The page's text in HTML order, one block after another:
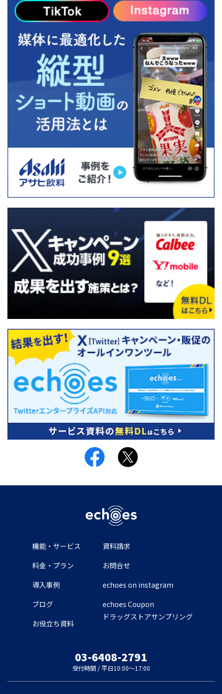
機能・サービス
料金・プラン
導入事例
ブログ
お役立ち資料
資料請求
お問合せ
echoes on instagram
echoes Coupon
ドラッグストアサンプリング
03-6408-2791
受付時間 / 平日10:00～17:00